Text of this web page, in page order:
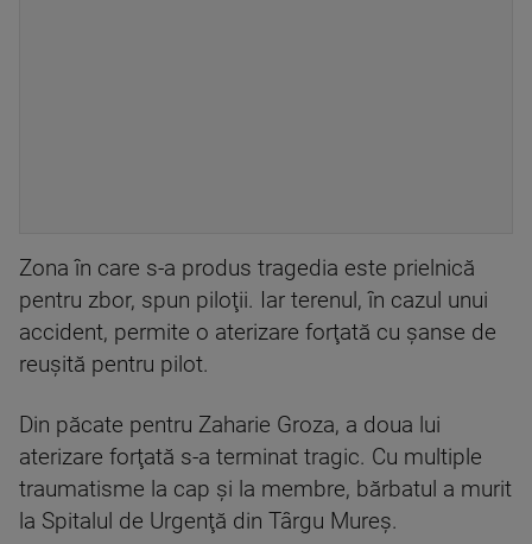
Zona în care s-a produs tragedia este prielnică
pentru zbor, spun piloţii. Iar terenul, în cazul unui
accident, permite o aterizare forţată cu şanse de
reuşită pentru pilot.
Din păcate pentru Zaharie Groza, a doua lui
aterizare forţată s-a terminat tragic. Cu multiple
traumatisme la cap şi la membre, bărbatul a murit
la Spitalul de Urgenţă din Târgu Mureş.